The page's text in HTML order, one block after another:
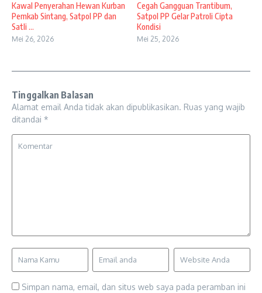
Kawal Penyerahan Hewan Kurban
Pemkab Sintang, Satpol PP dan
Satli ...
Mei 26, 2026
Cegah Gangguan Trantibum,
Satpol PP Gelar Patroli Cipta
Kondisi
Mei 25, 2026
Tinggalkan Balasan
Alamat email Anda tidak akan dipublikasikan. Ruas yang wajib
ditandai *
Simpan nama, email, dan situs web saya pada peramban ini